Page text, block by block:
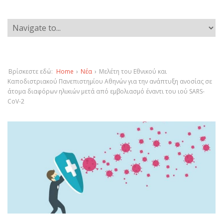
Βρίσκεστε εδώ: Home › Νέα › Μελέτη του Εθνικού και
Καποδιστριακού Πανεπιστημίου Αθηνών για την ανάπτυξη ανοσίας σε
άτομα διαφόρων ηλικιών μετά από εμβολιασμό έναντι του ιού SARS-
CoV-2